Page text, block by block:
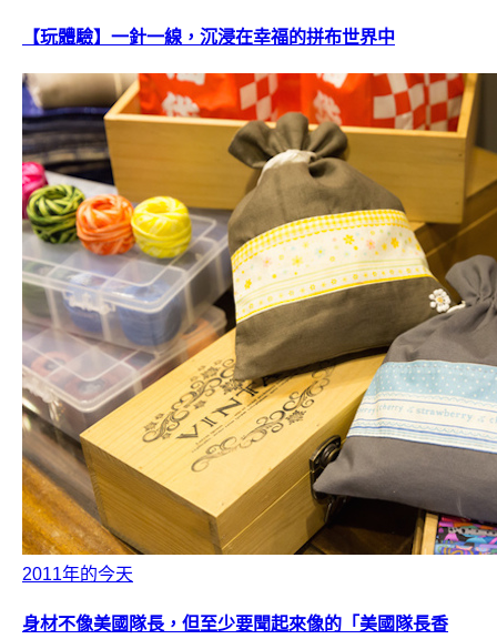
【玩體驗】一針一線，沉浸在幸福的拼布世界中
2011年的今天
身材不像美國隊長，但至少要聞起來像的「美國隊長香